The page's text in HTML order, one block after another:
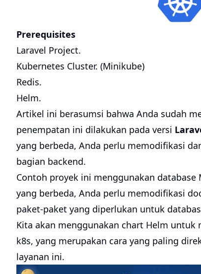
Prerequisites
Laravel Project.
Kubernetes Cluster. (Minikube)
Redis.
Helm.
Artikel ini berasumsi bahwa Anda sudah
penempatan ini dilakukan pada versi
yang berbeda, Anda perlu memodifikasi
bagian backend.
Contoh proyek ini menggunakan database
yang berbeda, Anda perlu memodifikasi
paket-paket yang diperlukan untuk
Kita akan menggunakan chart Helm untuk
k8s, yang merupakan cara yang paling
layanan ini.